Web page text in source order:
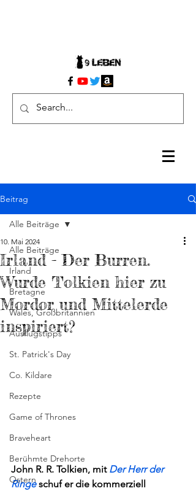
Beitrag
Alle Beiträge
Irland
Bretagne
Wales, Großbritannien
Ausflugstipps
St. Patrick's Day
Co. Kildare
Rezepte
Game of Thrones
Braveheart
Berühmte Drehorte
Ostern
Alle Beiträge
Irland - Der Burren.
Wurde Tolkien hier zu
Mordor und Mittelerde
inspiriert?
10. Mai 2024
John R. R. Tolkien, mit Der Herr der
Ringe schuf er die kommerziell